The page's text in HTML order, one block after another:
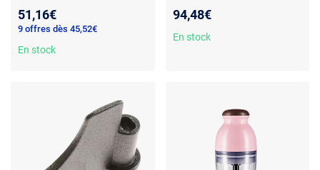
- Commandes par boutons -
Alimentation 220-240 V -
Fréquence 50-60 Hz
51,16€
9 offres dès 45,52€
En stock
maintien au chaud - cuve
antiadhésive - lave-vaisselle -
94,48€
En stock